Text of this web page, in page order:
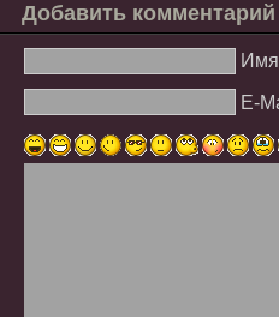
Добавить комментарий
Имя
E-